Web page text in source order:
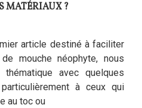
MATÉRIAUX ?
article destiné à faciliter
mouche néophyte, nous
avec quelques
à ceux qui
au toc ou